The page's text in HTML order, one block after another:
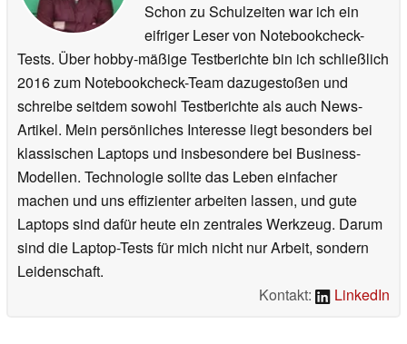
Schon zu Schulzeiten war ich ein
eifriger Leser von Notebookcheck-
Tests. Über hobby-mäßige Testberichte bin ich schließlich
2016 zum Notebookcheck-Team dazugestoßen und
schreibe seitdem sowohl Testberichte als auch News-
Artikel. Mein persönliches Interesse liegt besonders bei
klassischen Laptops und insbesondere bei Business-
Modellen. Technologie sollte das Leben einfacher
machen und uns effizienter arbeiten lassen, und gute
Laptops sind dafür heute ein zentrales Werkzeug. Darum
sind die Laptop-Tests für mich nicht nur Arbeit, sondern
Leidenschaft.
Kontakt:
LinkedIn